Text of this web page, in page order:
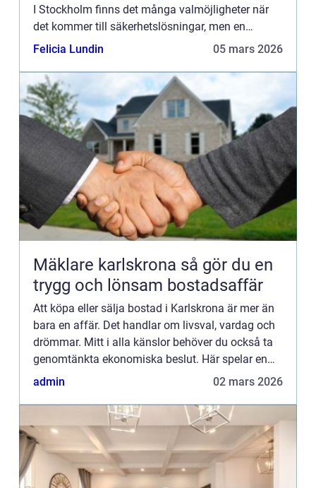
I Stockholm finns det många valmöjligheter när
det kommer till säkerhetslösningar, men en
låssmed i...
Felicia Lundin 05 mars 2026
Mäklare karlskrona så gör du en
trygg och lönsam bostadsaffär
Att köpa eller sälja bostad i Karlskrona är mer än
bara en affär. Det handlar om livsval, vardag och
drömmar. Mitt i alla känslor behöver du också ta
genomtänkta ekonomiska beslut. Här spelar en
mäklare karlskrona en avgörande roll. Med rätt
admin 02 mars 2026